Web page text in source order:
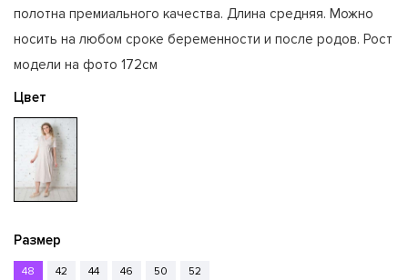
полотна премиального качества. Длина средняя. Можно
носить на любом сроке беременности и после родов. Рост
модели на фото 172см
Цвет
Размер
48 42 44 46 50 52